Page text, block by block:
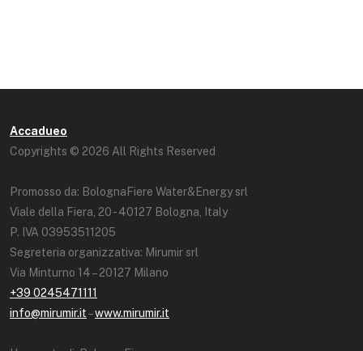
Accadueo
Copyrights © 2026 All Rights Reserved
Promosso da: BolognaFiere Water&Energy srl
Viale della Fiera, 20 - 40127 Bologna, Italy
P. IVA 03953511205
Segreteria organizzativa: Mirumir srl
Via Minturno 14 – 20127 Milano
+39 0245471111
info@mirumir.it–www.mirumir.it